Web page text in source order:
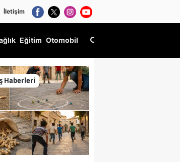
İletişim
Eğitim Otomobil
Haberleri